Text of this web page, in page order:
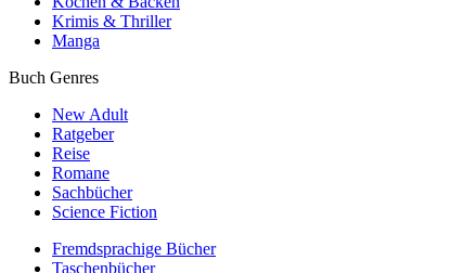
Krimis & Thriller
Manga
Buch Genres
New Adult
Ratgeber
Reise
Romane
Sachbücher
Science Fiction
Fremdsprachige Bücher
Taschenbücher